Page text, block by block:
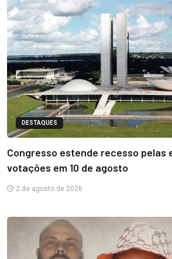
DESTAQUES
Congresso estende recesso pelas
votações em 10 de agosto
2 de agosto de 2026